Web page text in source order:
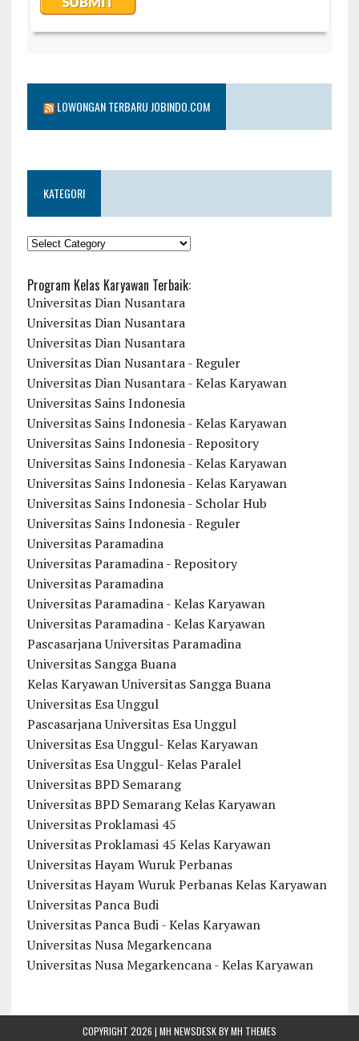
LOWONGAN TERBARU JOBINDO.COM
KATEGORI
KATEGORI
Program Kelas Karyawan Terbaik:
Universitas Dian Nusantara
Universitas Dian Nusantara
Universitas Dian Nusantara
Universitas Dian Nusantara - Reguler
Universitas Dian Nusantara - Kelas Karyawan
Universitas Sains Indonesia
Universitas Sains Indonesia - Kelas Karyawan
Universitas Sains Indonesia - Repository
Universitas Sains Indonesia - Kelas Karyawan
Universitas Sains Indonesia - Kelas Karyawan
Universitas Sains Indonesia - Scholar Hub
Universitas Sains Indonesia - Reguler
Universitas Paramadina
Universitas Paramadina - Repository
Universitas Paramadina
Universitas Paramadina - Kelas Karyawan
Universitas Paramadina - Kelas Karyawan
Pascasarjana Universitas Paramadina
Universitas Sangga Buana
Kelas Karyawan Universitas Sangga Buana
Universitas Esa Unggul
Pascasarjana Universitas Esa Unggul
Universitas Esa Unggul- Kelas Karyawan
Universitas Esa Unggul- Kelas Paralel
Universitas BPD Semarang
Universitas BPD Semarang Kelas Karyawan
Universitas Proklamasi 45
Universitas Proklamasi 45 Kelas Karyawan
Universitas Hayam Wuruk Perbanas
Universitas Hayam Wuruk Perbanas Kelas Karyawan
Universitas Panca Budi
Universitas Panca Budi - Kelas Karyawan
Universitas Nusa Megarkencana
Universitas Nusa Megarkencana - Kelas Karyawan
COPYRIGHT 2026 | MH NEWSDESK BYMH THEMES